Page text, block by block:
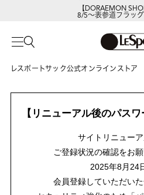
【DORAEMON
8/5～表参道フラッ
レスポートサック公式オンラインストア
【リニューアル後のパス
サイトリニュー
ご登録状況の確認をお願
2025年8月24
会員登録していただいた